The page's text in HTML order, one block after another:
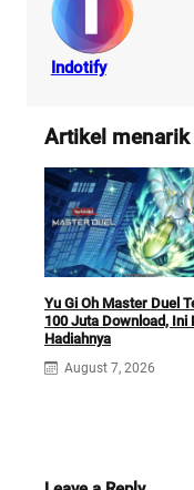
Indotify
Artikel menarik
Yu Gi Oh Master Duel
100 Juta Download, Ini
Hadiahnya
August 7, 2026